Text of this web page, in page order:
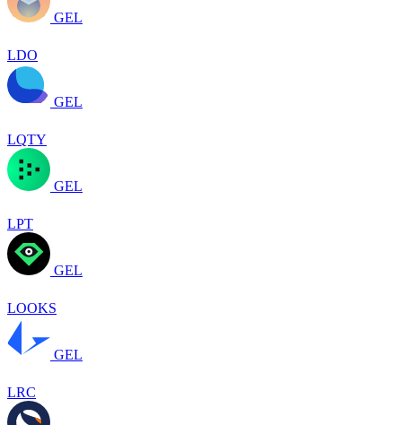
GEL
LDO
GEL
LQTY
GEL
LPT
GEL
LOOKS
GEL
LRC